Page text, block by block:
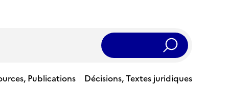
Rechercher
Publications
Décisions, Textes juridiques